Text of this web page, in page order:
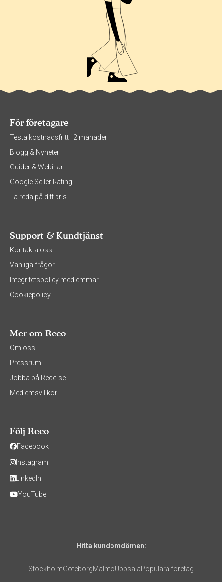
För företagare
Testa kostnadsfritt i 2 månader
Blogg & Nyheter
Guider & Webinar
Google Seller Rating
Ta reda på ditt pris
Support & Kundtjänst
Kontakta oss
Vanliga frågor
Integritetspolicy medlemmar
Cookiepolicy
Mer om Reco
Om oss
Pressrum
Jobba på Reco.se
Medlemsvillkor
Följ Reco
Facebook
Instagram
LinkedIn
YouTube
Hitta kundomdömen:
StockholmGöteborgMalmöUppsalaPopulära företag